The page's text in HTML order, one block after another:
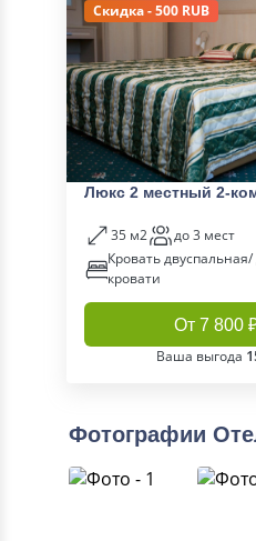
Скидка - 500 RUB
Люкс 2 местный 2-
35 м2
до 3 мест
Кровать
кровати
От 7 800
Ваша выгода
Фотографии